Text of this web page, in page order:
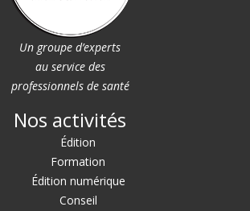
Un groupe d’experts
au service des
professionnels de santé
Nos activités
Édition
Formation
Édition numérique
Conseil